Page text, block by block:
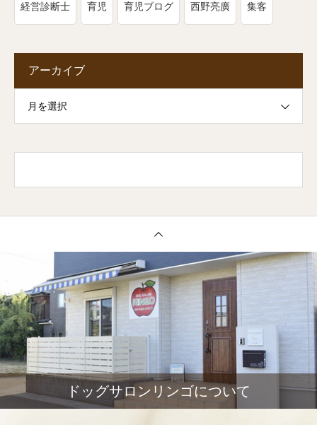
経営診断士 育児 育児ブログ 西野亮廣 集客
アーカイブ
月を選択
ドッグサロンリンゴについて